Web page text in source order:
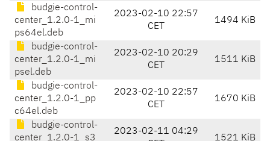
budgie-control-
center_1.2.0-1_mi
ps64el.deb
2023-02-10 22:57
CET
1494 KiB
budgie-control-
center_1.2.0-1_mi
psel.deb
2023-02-10 20:29
CET
1511 KiB
budgie-control-
center_1.2.0-1_pp
c64el.deb
2023-02-10 22:57
CET
1670 KiB
budgie-control-
center_1.2.0-1_s3
2023-02-11 04:29
1521 KiB